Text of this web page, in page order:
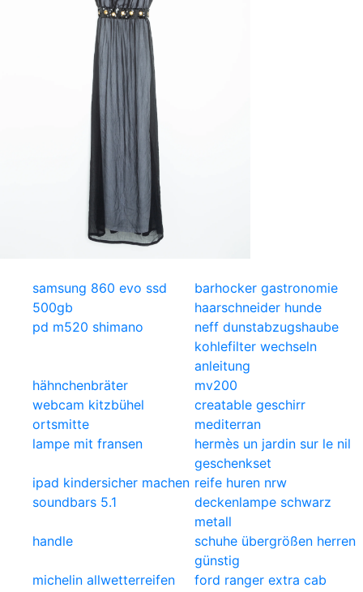
samsung 860 evo ssd
500gb
barhocker gastronomie
haarschneider hunde
pd m520 shimano
neff dunstabzugshaube
kohlefilter wechseln
anleitung
hähnchenbräter
mv200
webcam kitzbühel
ortsmitte
creatable geschirr
mediterran
lampe mit fransen
hermès un jardin sur le nil
geschenkset
ipad kindersicher machen reife huren nrw
soundbars 5.1
deckenlampe schwarz
metall
handle
schuhe übergrößen herren
günstig
michelin allwetterreifen
ford ranger extra cab